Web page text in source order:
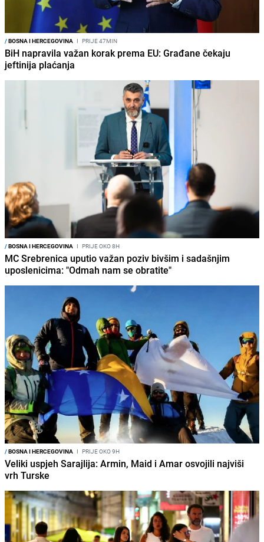
/BOSNA I HERCEGOVINA I PRIJE 47MIN
BiH napravila važan korak prema EU: Građane čekaju
jeftinija plaćanja
/BOSNA I HERCEGOVINA I PRIJE OKO 8H
MC Srebrenica uputio važan poziv bivšim i sadašnjim
uposlenicima: "Odmah nam se obratite"
/BOSNA I HERCEGOVINA I PRIJE OKO 9H
Veliki uspjeh Sarajlija: Armin, Maid i Amar osvojili najviši
vrh Turske